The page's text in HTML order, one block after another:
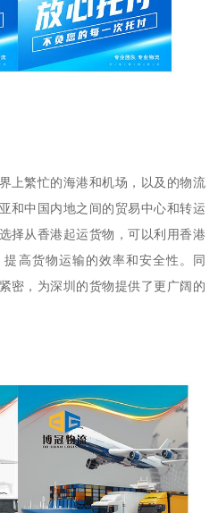
上繁忙的海港和机场，以及的物流
和中国内地之间的贸易中心和转运
择从香港起运货物，可以利用香港
高货物运输的效率和安全性。同
密，为深圳的货物提供了更广阔的